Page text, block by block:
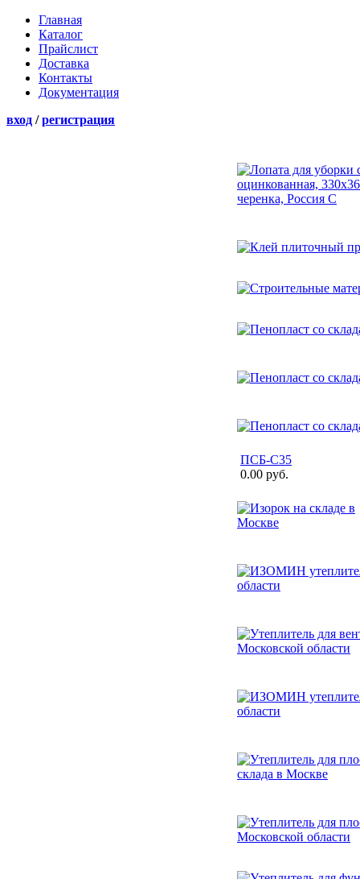
Главная
Каталог
Прайслист
Доставка
Контакты
Документация
вход /регистрация
ПСБ-С35
0.00 руб.